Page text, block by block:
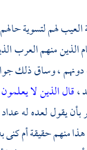
لهم لتسوية
الذين منهم العرب
دونهم ، وساق ذلك
،قال الذين لا
بأن يقول لعده له
هذا منهم حقيقة أم